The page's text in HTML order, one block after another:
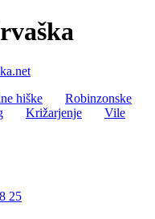
hiške
Robinzonske
Križarjenje
Vile
25